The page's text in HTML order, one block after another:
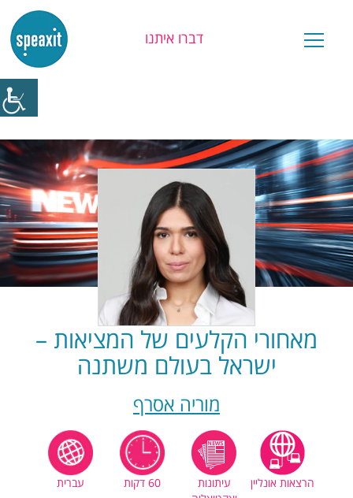
דברו איתנו
יש לכם שאלה?
מאחורי הקלעים של המציאות –
ישראל בעולם משתנה
מוריה אסרף
הרצאות אונליין
עיתונות
60 דקות עברית